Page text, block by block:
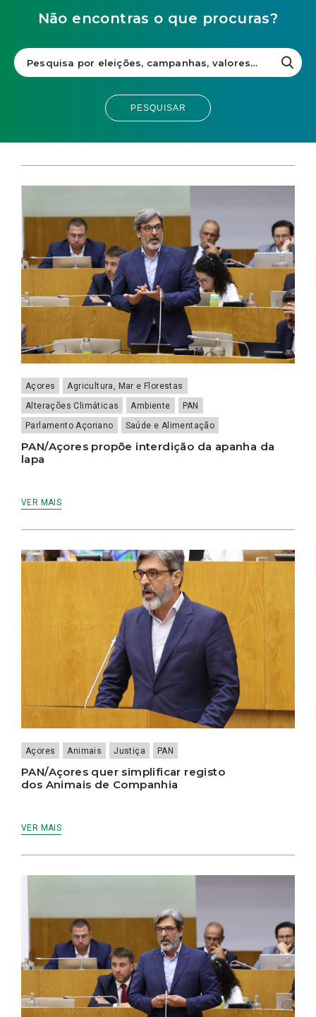
Não encontras o que procuras?
PESQUISAR
Açores
Agricultura, Mar e Florestas
Alterações Climáticas
Ambiente
PAN
Parlamento Açoriano
Saúde e Alimentação
PAN/Açores propõe interdição da apanha da
lapa
VER MAIS
Açores Animais Justiça PAN
PAN/Açores quer simplificar registo
dos Animais de Companhia
VER MAIS